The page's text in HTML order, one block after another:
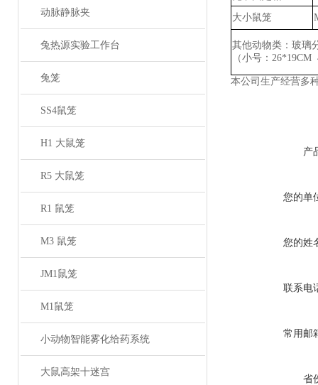
动脉静脉夹
兔热源实验工作台
兔笼
SS4鼠笼
H1 大鼠笼
R5 大鼠笼
R1 鼠笼
M3 鼠笼
JM1鼠笼
M1鼠笼
小动物智能雾化给药系统
大鼠高架十迷宫
大小鼠笼
其他动物类：玻璃
（小号： 26*19CM
本公司生产经营多
产
您的单
您的姓
联系电
常用邮
省